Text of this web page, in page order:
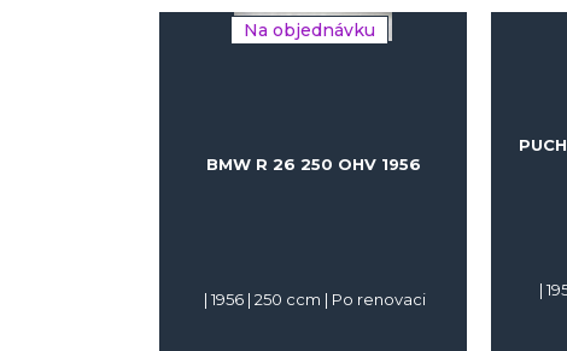
Na objednávku
BMW R 26 250 OHV 1956
| 1956 | 250 ccm | Po renovaci |